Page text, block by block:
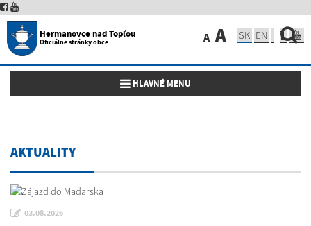
Hermanovce nad Topľou
Oficiálne stránky obce A A SK EN
Toggle navigation
HLAVNÉ MENU
AKTUALITY
03.08.2026